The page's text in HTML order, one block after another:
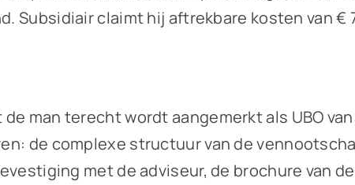
Subsidiair claimt hij aftrekbare kosten van
man terecht wordt aangemerkt als UBO
de complexe structuur van de
met de adviseur, de brochure